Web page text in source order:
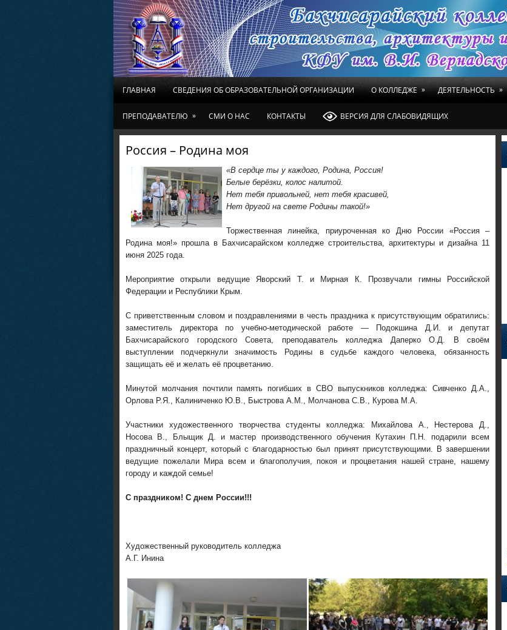
ГЛАВНАЯ СВЕДЕНИЯ ОБ ОБРАЗОВАТЕЛЬНОЙ ОРГАНИЗАЦИИ О КОЛЛЕДЖЕ » ДЕЯТЕЛЬНОСТЬ »
ПРЕПОДАВАТЕЛЮ » СМИ О НАС КОНТАКТЫ ВЕРСИЯ ДЛЯ СЛАБОВИДЯЩИХ
Россия – Родина моя
«В сердце ты у каждого, Родина, Россия!
Белые берёзки, колос налитой.
Нет тебя привольней, нет тебя красивей,
Нет другой на свете Родины такой!»
Торжественная линейка, приуроченная ко Дню России «Россия –
Родина моя!» прошла в Бахчисарайском колледже строительства, архитектуры и дизайна 11
июня 2025 года.
Мероприятие открыли ведущие Яворский Т. и Мирная К. Прозвучали гимны Российской
Федерации и Республики Крым.
С приветственным словом и поздравлениями в честь праздника к присутствующим обратились:
заместитель директора по учебно-методической работе — Подокшина Д.И. и депутат
Бахчисарайского городского Совета, преподаватель колледжа Даперко О.Д. В своём
выступлении подчеркнули значимость Родины в судьбе каждого человека, обязанность
защищать её и желать её процветанию.
Минутой молчания почтили память погибших в СВО выпускников колледжа: Сивченко Д.А.,
Орлова Р.Я., Калиниченко Ю.В., Быстрова А.М., Молчанова С.В., Курова М.А.
Участники художественного творчества студенты колледжа: Михайлова А., Нестерова Д.,
Носова В., Блыщик Д. и мастер производственного обучения Кутахин П.Н. подарили всем
праздничный концерт, который с благодарностью был принят присутствующими. В завершении
ведущие пожелали Мира всем и благополучия, покоя и процветания нашей стране, нашему
городу и каждой семье!
С праздником! С днем России!!!
Художественный руководитель колледжа
А.Г. Инина